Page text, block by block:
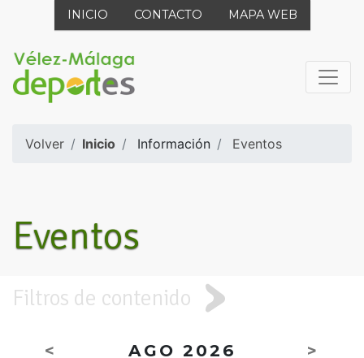
INICIO CONTACTO MAPA WEB
Volver Inicio Información Eventos
Eventos
Filtros de contenido
< AGO 2026 >